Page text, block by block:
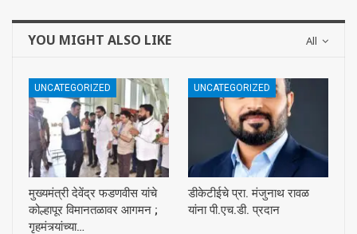
All
YOU MIGHT ALSO LIKE
UNCATEGORIZED
मुख्यमंत्री देवेंद्र फडणवीस यांचे
कोल्हापूर विमानतळावर आगमन ;
गृहमंत्र्यांच्या…
UNCATEGORIZED
डीकेटीईचे प्रा. मंजुनाथ रावळ
यांना पी.एच.डी. प्रदान